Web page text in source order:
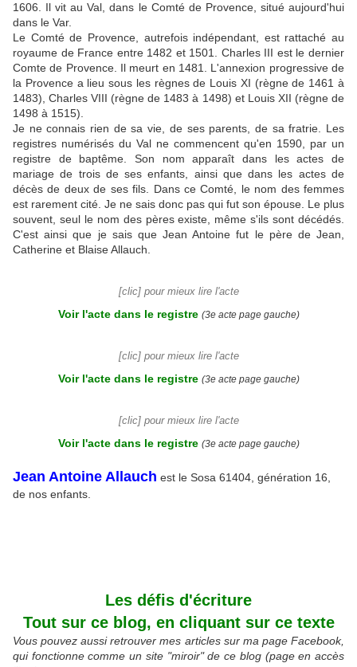
1606. Il vit au Val, dans le Comté de Provence, situé aujourd'hui
dans le Var.
Le Comté de Provence, autrefois indépendant, est rattaché au
royaume de France entre 1482 et 1501. Charles III est le dernier
Comte de Provence. Il meurt en 1481. L'annexion progressive de
la Provence a lieu sous les règnes de Louis XI (règne de 1461 à
1483), Charles VIII (règne de 1483 à 1498) et Louis XII (règne de
1498 à 1515).
Je ne connais rien de sa vie, de ses parents, de sa fratrie. Les
registres numérisés du Val ne commencent qu'en 1590, par un
registre de baptême. Son nom apparaît dans les actes de
mariage de trois de ses enfants, ainsi que dans les actes de
décès de deux de ses fils. Dans ce Comté, le nom des femmes
est rarement cité. Je ne sais donc pas qui fut son épouse. Le plus
souvent, seul le nom des pères existe, même s'ils sont décédés.
C'est ainsi que je sais que Jean Antoine fut le père de Jean,
Catherine et Blaise Allauch.
[clic] pour mieux lire l'acte
Voir l'acte dans le registre (3e acte page gauche)
[clic] pour mieux lire l'acte
Voir l'acte dans le registre (3e acte page gauche)
[clic] pour mieux lire l'acte
Voir l'acte dans le registre (3e acte page gauche)
Jean Antoine Allauch est le Sosa 61404, génération 16,
de nos enfants.
Les défis d'écriture
Tout sur ce blog, en cliquant sur ce texte
Vous pouvez aussi retrouver mes articles sur ma page Facebook,
qui fonctionne comme un site "miroir" de ce blog (page en accès